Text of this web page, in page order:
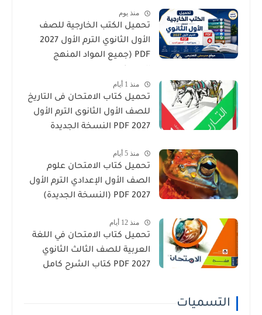
منذ يوم
تحميل الكتب الخارجية للصف
الأول الثانوي الترم الأول 2027
PDF (جميع المواد المنهج
منذ 1 أيام
تحميل كتاب الامتحان فى التاريخ
للصف الأول الثانوى الترم الأول
2027 PDF النسخة الجديدة
منذ 5 أيام
تحميل كتاب الامتحان علوم
الصف الأول الإعدادي الترم الأول
2027 PDF (النسخة الجديدة)
منذ 12 أيام
تحميل كتاب الامتحان في اللغة
العربية للصف الثالث الثانوي
2027 PDF كتاب الشرح كامل
التسميات